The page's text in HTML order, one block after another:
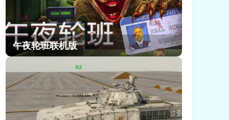
午夜轮班联机版